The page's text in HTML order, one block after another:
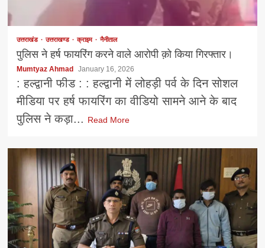
उत्तराखंड उत्तराखण्ड क्राइम नैनीताल
पुलिस ने हर्ष फायरिंग करने वाले आरोपी क़ो किया गिरफ्तार।
Mumtyaz Ahmad January 16, 2026
: हल्द्वानी फीड : : हल्द्वानी में लोहड़ी पर्व के दिन सोशल
मीडिया पर हर्ष फायरिंग का वीडियो सामने आने के बाद
पुलिस ने कड़ा... Read More